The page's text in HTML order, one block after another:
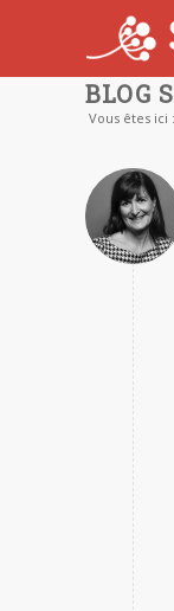
BLOG
Vous êtes ici :